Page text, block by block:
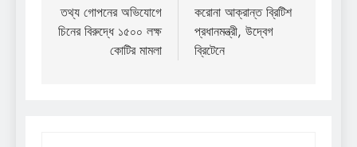
navigation
তথ্য গোপনের অভিযোগে
চিনের বিরুদ্ধে ১৫০০ লক্ষ
কোটির মামলা
করোনা আক্রান্ত ব্রিটিশ
প্রধানমন্ত্রী, উদ্বেগ
ব্রিটেনে